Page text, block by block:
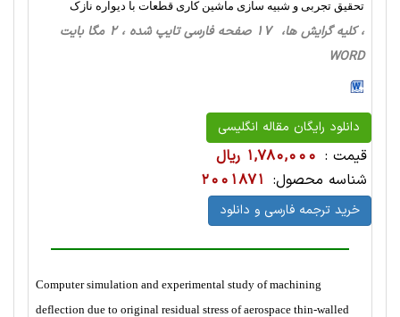
تحقیق تجربی و شبیه سازی ماشین کاری قطعات با دیواره نازک
، کلیه گرایش ها، 17 صفحه فارسی تایپ شده ، 2 مگا بایت
WORD
دانلود رایگان مقاله انگلیسی
قیمت : 1,780,000 ریال
شناسه محصول: 2001871
خرید ترجمه فارسی و دانلود
Computer simulation and experimental study of machining
deflection due to original residual stress of aerospace thin-walled